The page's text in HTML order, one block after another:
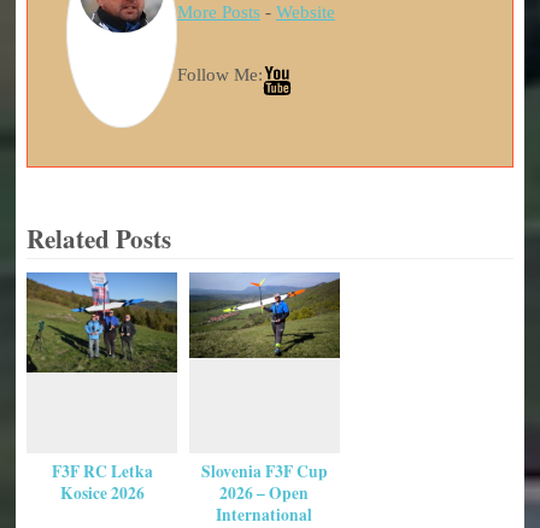
More Posts- Website
Follow Me:
Related Posts
F3F RC Letka
Kosice 2026
Slovenia F3F Cup
2026 – Open
International